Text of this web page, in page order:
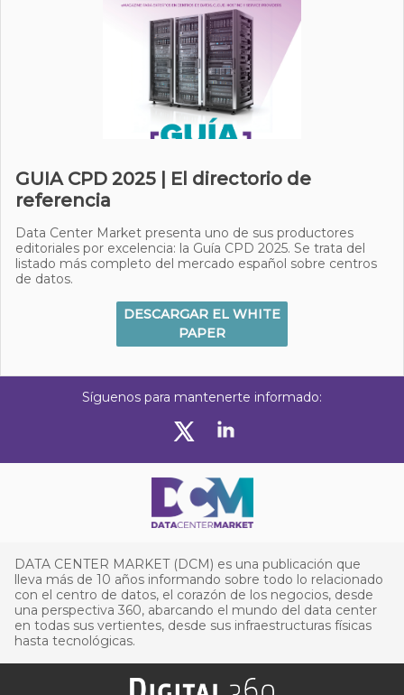
GUIA CPD 2025 | El directorio de
referencia
Data Center Market presenta uno de sus productores
editoriales por excelencia: la Guía CPD 2025. Se trata del
listado más completo del mercado español sobre centros
de datos.
DESCARGAR EL WHITE
PAPER
Síguenos para mantenerte informado:
DATA CENTER MARKET (DCM) es una publicación que
lleva más de 10 años informando sobre todo lo relacionado
con el centro de datos, el corazón de los negocios, desde
una perspectiva 360, abarcando el mundo del data center
en todas sus vertientes, desde sus infraestructuras físicas
hasta tecnológicas.